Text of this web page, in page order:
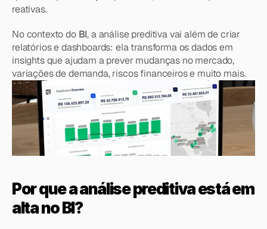
reativas.
No contexto do BI, a análise preditiva vai além de criar
relatórios e dashboards: ela transforma os dados em
insights que ajudam a prever mudanças no mercado,
variações de demanda, riscos financeiros e muito mais.
Por que a análise preditiva está em
alta no BI?